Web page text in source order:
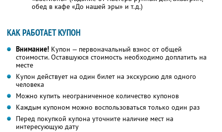
обед в кафе «До нашей эры» и т.д.)
КАК РАБОТАЕТ КУПОН
Внимание! Купон — первоначальный взнос от общей
стоимости. Оставшуюся стоимость необходимо доплатить на
месте
Купон действует на один билет на экскурсию для одного
человека
Можно купить неограниченное количество купонов
Каждым купоном можно воспользоваться только один раз
Перед покупкой купона уточните наличие мест на
интересующую дату